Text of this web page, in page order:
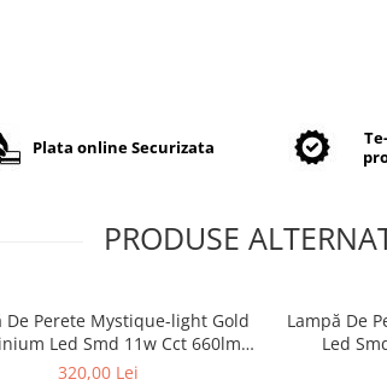
Plata online Securizata
PRODUSE
De Perete Mystique-light Gold
Led Smd 11w Cct 660lm
Ip20 100x79x500mm
320,00 Lei
Lampă De
Led